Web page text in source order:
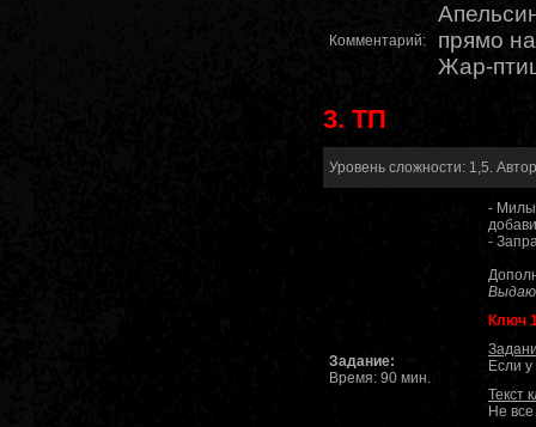
Комментарий:
прямо
Жар-
3. ТП
Уровень сложности: 1,5.
Задание:
Время: 90 мин.
-
-
Ключ
Если
Текст
Не все